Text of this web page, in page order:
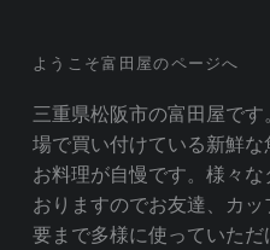
富
屋
FRONT PAGE SIDEBAR
ようこそ富田屋のページへ
三重県松阪市の富田屋で
場で買い付けている新鮮
お料理が自慢です。様々
おりますのでお友達、カ
要まで多様に使っていた